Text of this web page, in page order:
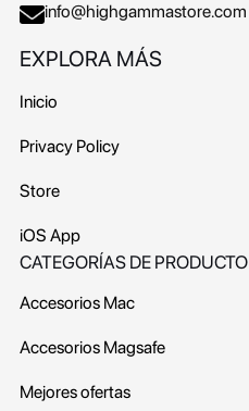
info@highgammastore.com
EXPLORA MÁS
Inicio
Privacy Policy
Store
iOS App
CATEGORÍAS DE PRODUCTO
Accesorios Mac
Accesorios Magsafe
Mejores ofertas